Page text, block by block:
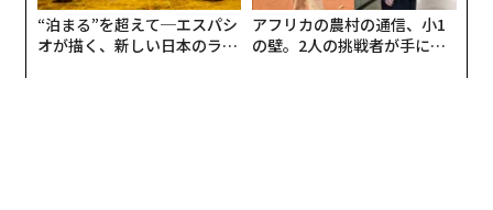
編集＝上田裕資
“泊まる”を超えて─エスパシ
オが描く、新しい日本のラグ
アフリカの農村の通信、小1
の壁。2人の挑戦者が手にし